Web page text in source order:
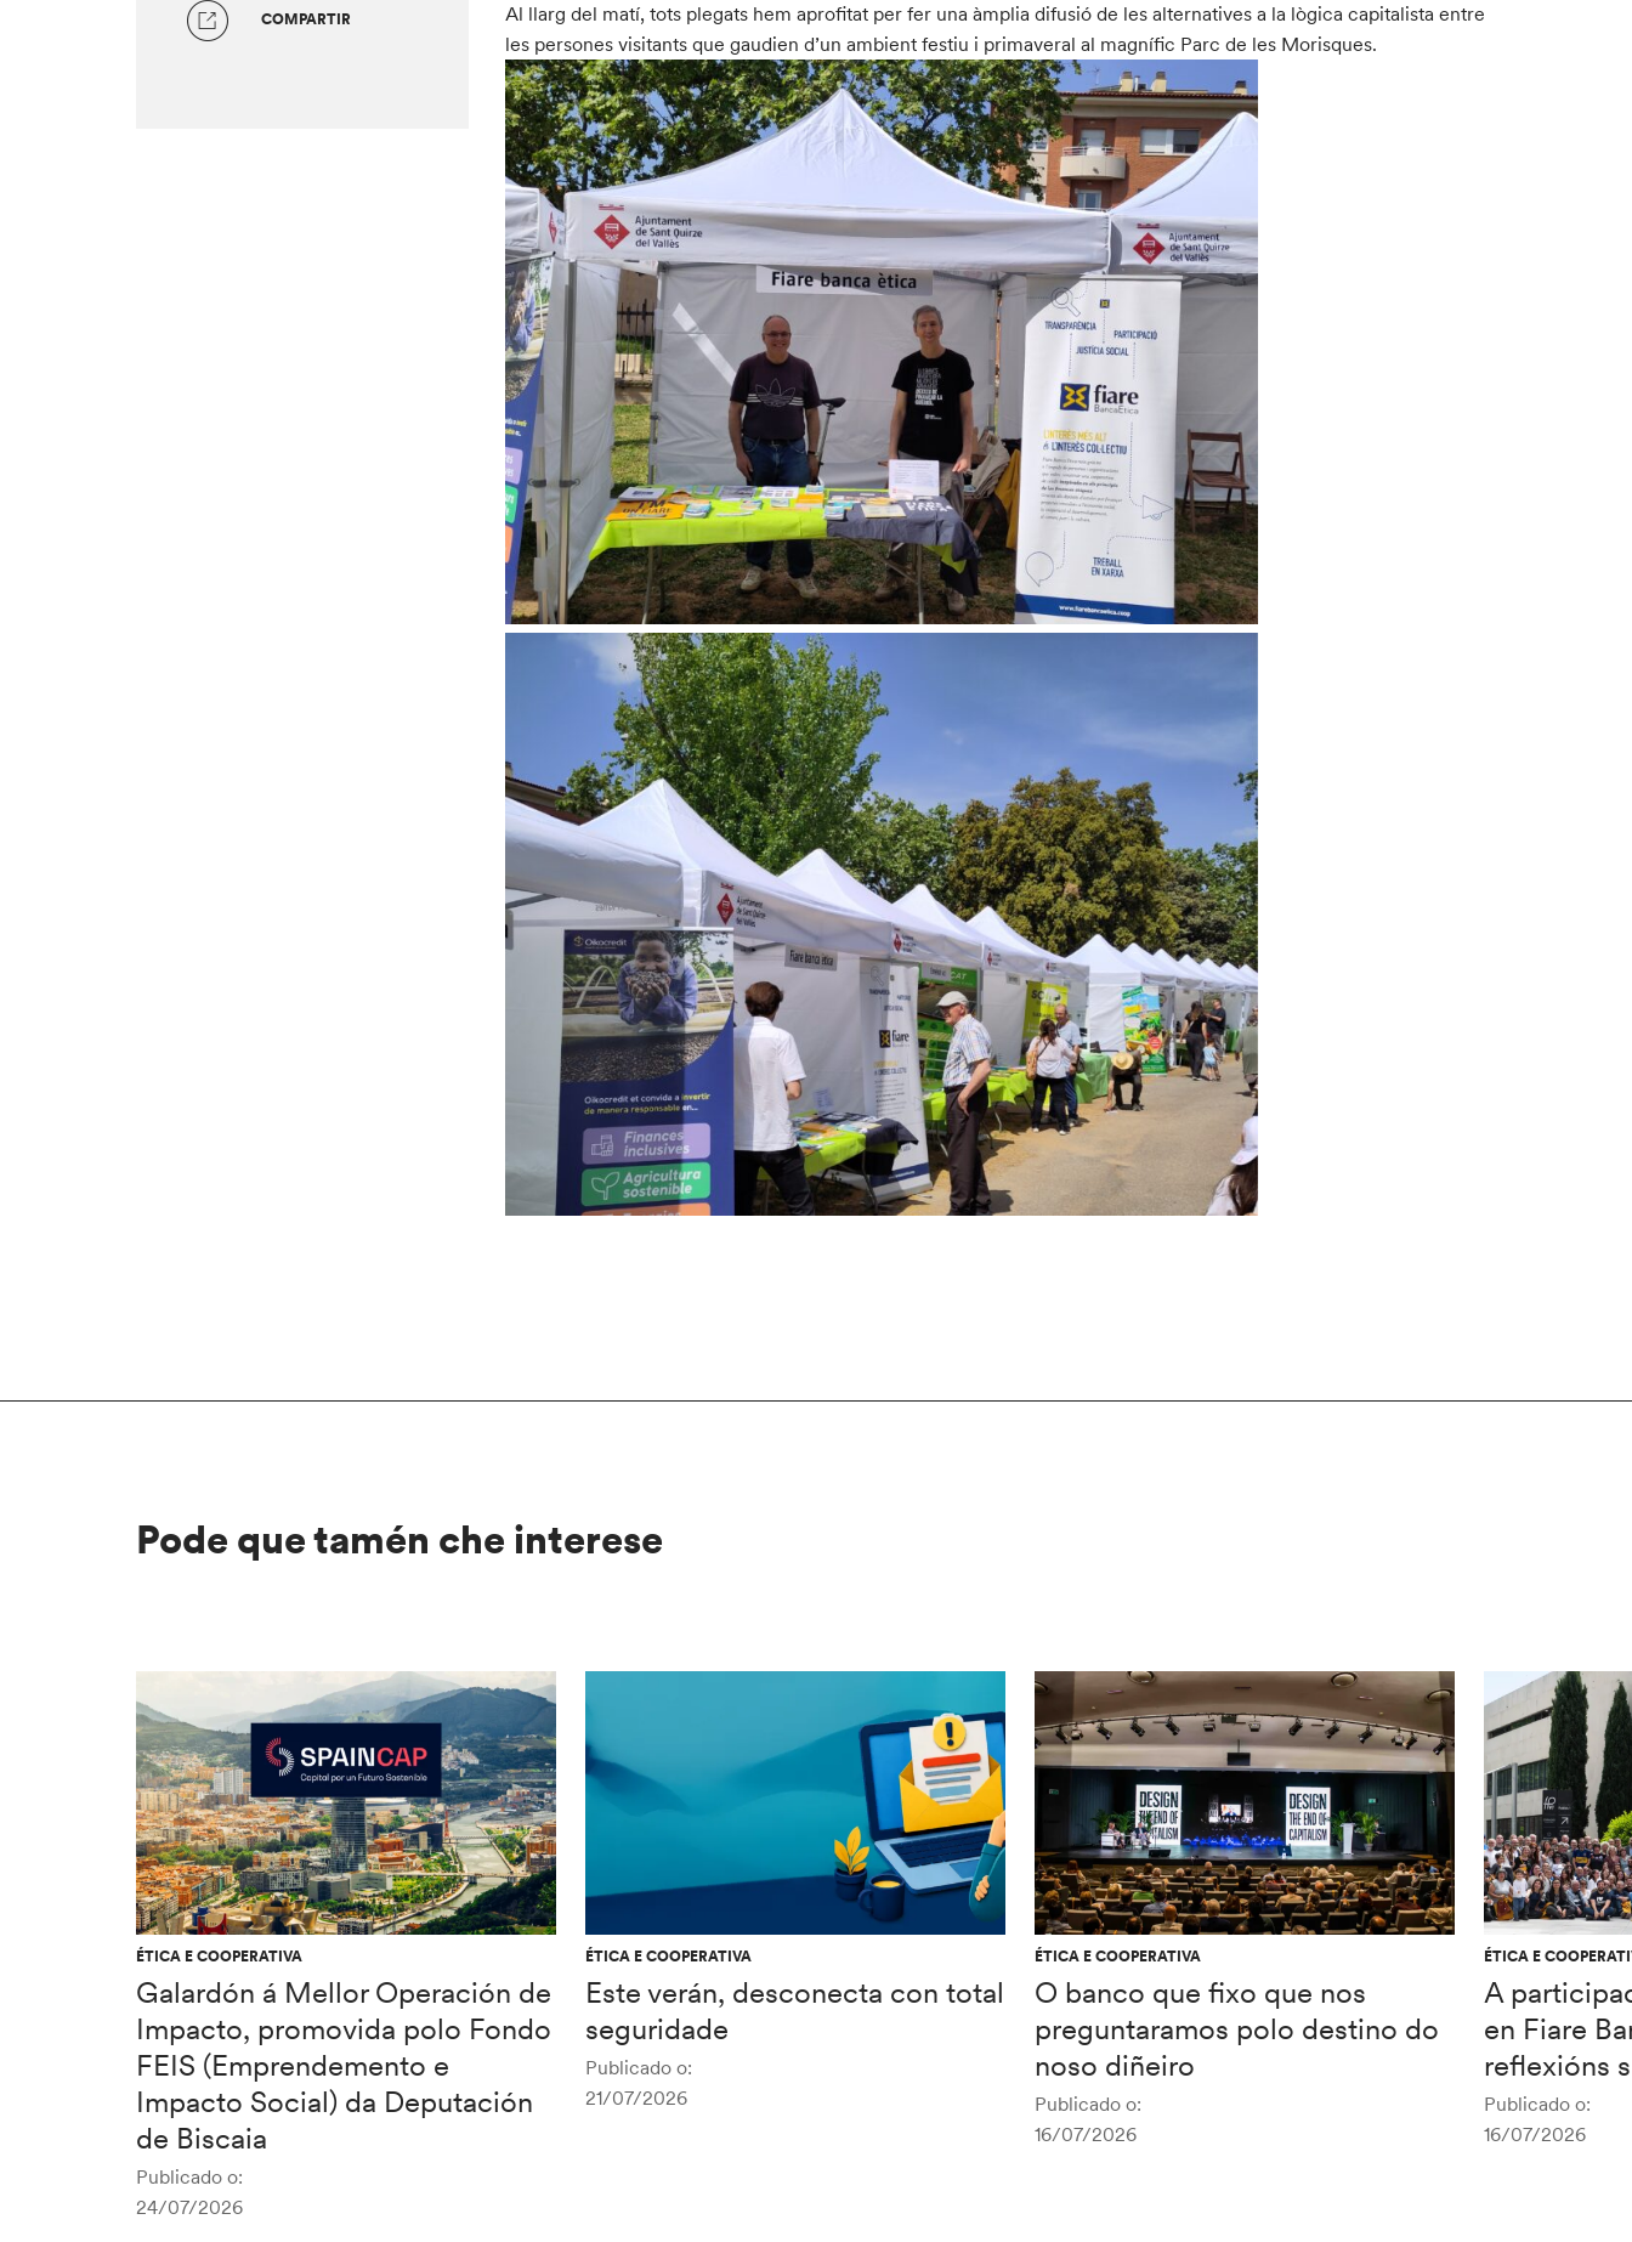
COMPARTIR
Al llarg del matí, tots plegats hem aprofitat per fer una àmplia difusió de les alternatives a la lògica capitalista entre
les persones visitants que gaudien d’un ambient festiu i primaveral al magnífic Parc de les Morisques.
Pode que tamén che interese
ÉTICA E COOPERATIVA
Galardón á Mellor Operación de
Impacto, promovida polo Fondo
FEIS (Emprendemento e
Impacto Social) da Deputación
de Biscaia
Publicado o:
24/07/2026
ÉTICA E COOPERATIVA
Este verán, desconecta con total
seguridade
Publicado o:
21/07/2026
ÉTICA E COOPERATIVA
O banco que fixo que nos
preguntaramos polo destino do
noso diñeiro
Publicado o:
16/07/2026
ÉTICA E
A
en Fiare
reflexións
Publicado o:
16/07/2026